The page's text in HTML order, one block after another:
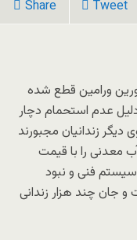
Share Tweet
ورامین قطع شده
عدم استحمام دچار
زندانیان مجبورند
معدنی را با قیمت
فنی و نبود
و جان چند هزار زندانی